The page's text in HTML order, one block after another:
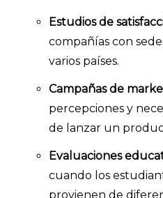
Estudios de
compañías con
varios países.
Campañas de
percepciones y
de lanzar un
Evaluaciones
cuando los
provienen de